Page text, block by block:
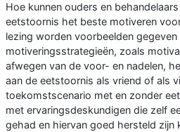
Hoe kunnen ouders en
eetstoornis het beste motiveren
lezing worden voorbeelden
motiveringsstrategieën, zoals
afwegen van de voor- en nadelen,
aan de eetstoornis als vriend of als
toekomstscenario met en zonder
met ervaringsdeskundigen die zelf
gehad en hiervan goed hersteld zijn